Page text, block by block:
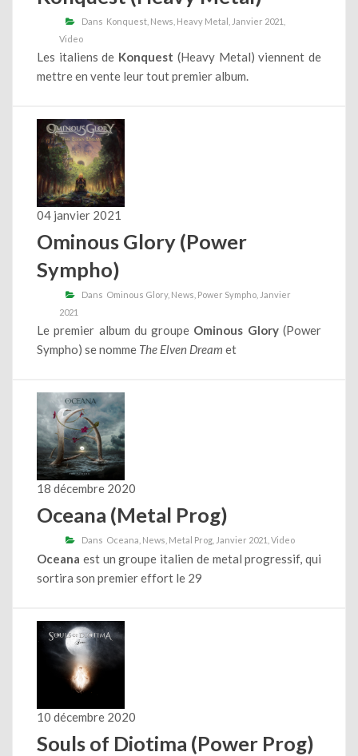
Dans Konquest News Heavy Metal Janvier 2021
Video
Les italiens de Konquest (Heavy Metal) viennent de
mettre en vente leur tout premier album.
04 janvier 2021
Ominous Glory (Power
Sympho)
Dans Ominous Glory News Power Sympho Janvier
2021
Le premier album du groupe Ominous Glory(Power
Sympho) se nomme The Elven Dream et
18 décembre 2020
Oceana (Metal Prog)
Dans Oceana News Metal Prog Janvier 2021 Video
Oceana est un groupe italien de metal progressif, qui
sortira son premier effort le 29
10 décembre 2020
Souls of Diotima (Power Prog)